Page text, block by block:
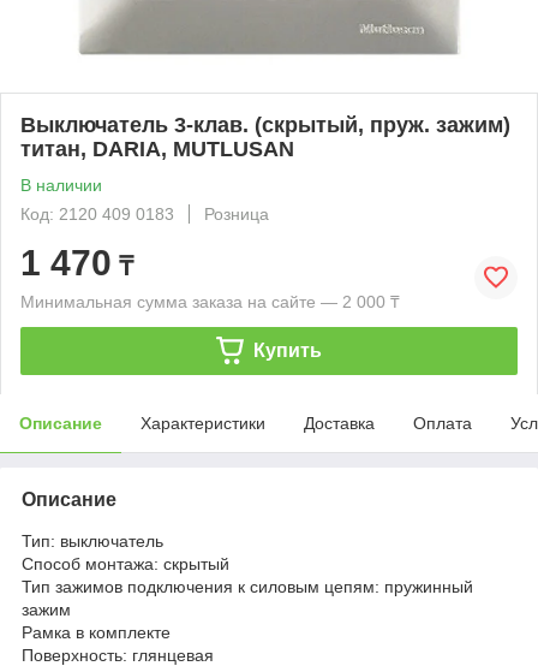
Выключатель 3-клав. (скрытый, пруж. зажим)
титан, DARIA, MUTLUSAN
В наличии
Код: 2120 409 0183
Розница
1 470 ₸
Минимальная сумма заказа на сайте — 2 000 ₸
Купить
Описание Характеристики Доставка Оплата
Описание
Тип: выключатель
Способ монтажа: скрытый
Тип зажимов подключения к силовым цепям: пружинный
зажим
Рамка в комплекте
Поверхность: глянцевая